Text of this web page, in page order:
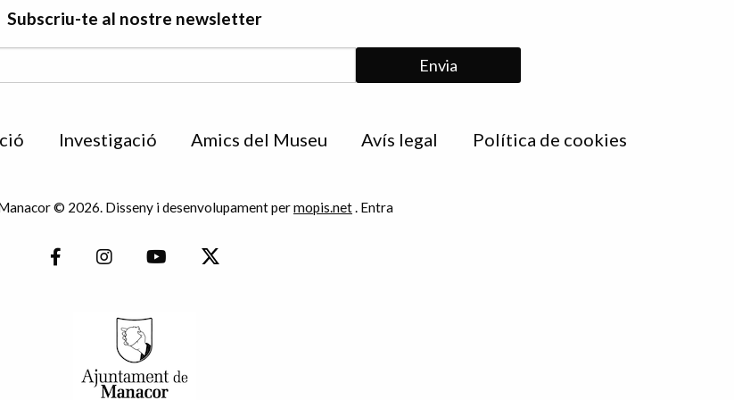
Subscriu-te al nostre newsletter
Investigació Amics del Museu Avís legal Política de cookies
© 2026. Disseny i desenvolupament permopis.net. Entra